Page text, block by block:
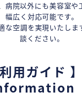
病院以外にも美容室や
幅広く対応可能です。
な空調を実現いたしま
談ください。
利用ガイ